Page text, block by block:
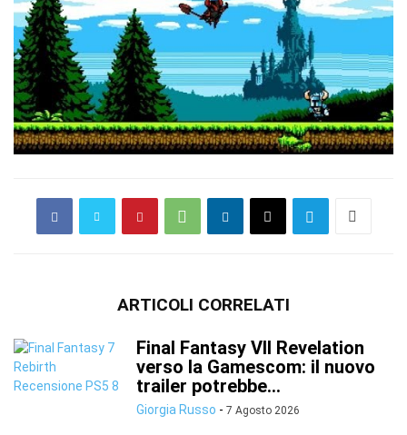
ARTICOLI CORRELATI
Final Fantasy VII Revelation
verso la Gamescom: il nuovo
trailer potrebbe...
Giorgia Russo - 7 Agosto 2026